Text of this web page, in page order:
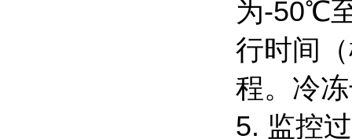
为-50℃
行时间
程。冷
5. 监控